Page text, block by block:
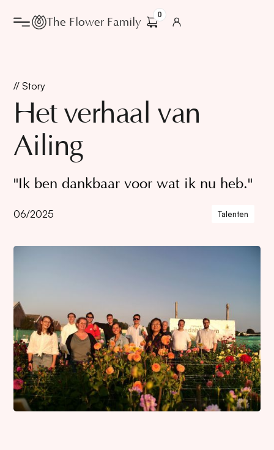
The Flower Family
0
// Story
Het verhaal van
Ailing
"Ik ben dankbaar voor wat ik nu heb."
06/2025 Talenten